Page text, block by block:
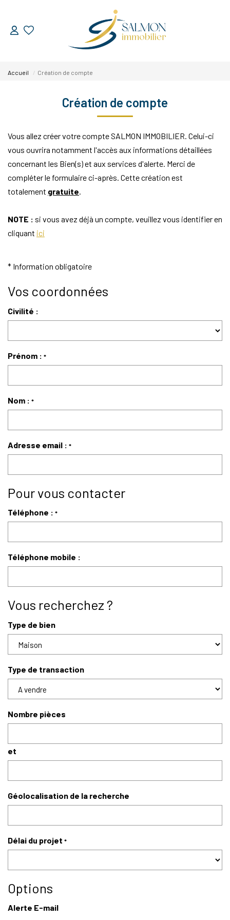
ESTIMER
Nos Services
ACHETER
NOUS DÉCOUVRIR
1 BIEN Vendu = 1 ACTE Solidaire
NOUS CONTACTER
Accueil Création de compte
Création de compte
Vous allez créer votre compte SALMON IMMOBILIER. Celui-ci
vous ouvrira notamment l'accès aux informations détaillées
concernant les Bien(s) et aux services d'alerte. Merci de
compléter le formulaire ci-après. Cette création est
totalement gratuite
NOTE : si vous avez déjà un compte, veuillez vous identifier en
cliquant ici
* Information obligatoire
Vos coordonnées
Civilité :
Prénom : *
Nom : *
Adresse email : *
Pour vous contacter
Téléphone : *
Téléphone mobile :
Vous recherchez ?
Type de bien
Type de transaction
Nombre pièces
et
Géolocalisation de la recherche
Délai du projet *
Options
Alerte E-mail